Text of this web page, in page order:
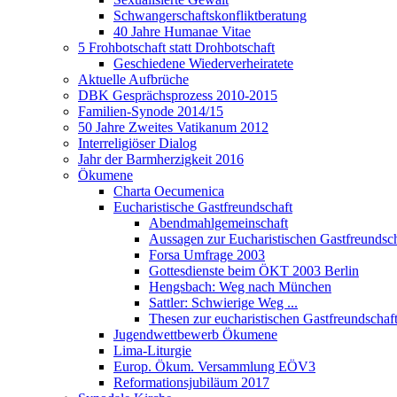
Schwangerschaftskonfliktberatung
40 Jahre Humanae Vitae
5 Frohbotschaft statt Drohbotschaft
Geschiedene Wiederverheiratete
Aktuelle Aufbrüche
DBK Gesprächsprozess 2010-2015
Familien-Synode 2014/15
50 Jahre Zweites Vatikanum 2012
Interreligiöser Dialog
Jahr der Barmherzigkeit 2016
Ökumene
Charta Oecumenica
Eucharistische Gastfreundschaft
Abendmahlgemeinschaft
Aussagen zur Eucharistischen
Forsa Umfrage 2003
Gottesdienste beim ÖKT 2003 Berlin
Hengsbach: Weg nach München
Sattler: Schwierige Weg ...
Thesen zur eucharistischen Gastfreundschaft
Jugendwettbewerb Ökumene
Lima-Liturgie
Europ. Ökum. Versammlung EÖV3
Reformationsjubiläum 2017